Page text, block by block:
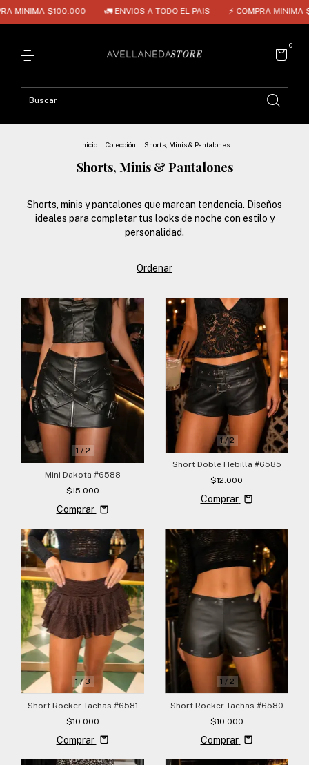
🚛 ENVIOS A TODO EL PAIS ⚡ COMPRA MINIMA $100.000 🚛
0
Inicio Colección Shorts, Minis & Pantalones
Shorts, Minis & Pantalones
Shorts, minis y pantalones que marcan tendencia. Diseños
ideales para completar tus looks de noche con estilo y
personalidad.
Ordenar
1 / 2
Mini Dakota #6588
$15.000
Comprar
1/2
Short Doble Hebilla #6585
$12.000
Comprar
1 /3
Short Rocker Tachas #6581
$10.000
Comprar
1 / 2
Short Rocker Tachas #6580
$10.000
Comprar